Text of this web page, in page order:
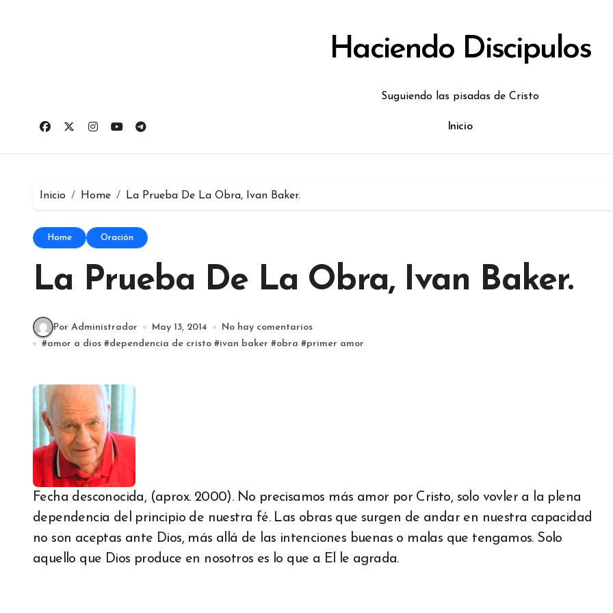
Haciendo Discipulos
Suguiendo las pisadas de Cristo
Inicio
Inicio Home La Prueba De La Obra, Ivan Baker.
Home Oración
La Prueba De La Obra, Ivan Baker.
Por Administrador May 13, 2014
No hay comentarios
#amor a dios #dependencia de cristo #ivan baker #obra #primer amor
Fecha desconocida, (aprox. 2000). No precisamos más amor por Cristo, solo vovler a la plena
dependencia del principio de nuestra fé. Las obras que surgen de andar en nuestra capacidad
no son aceptas ante Dios, más allá de las intenciones buenas o malas que tengamos. Solo
aquello que Dios produce en nosotros es lo que a El le agrada.